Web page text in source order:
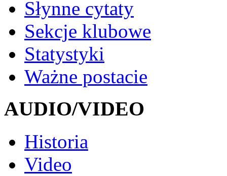
Słynne cytaty
Sekcje klubowe
Statystyki
Ważne postacie
AUDIO/VIDEO
Historia
Video